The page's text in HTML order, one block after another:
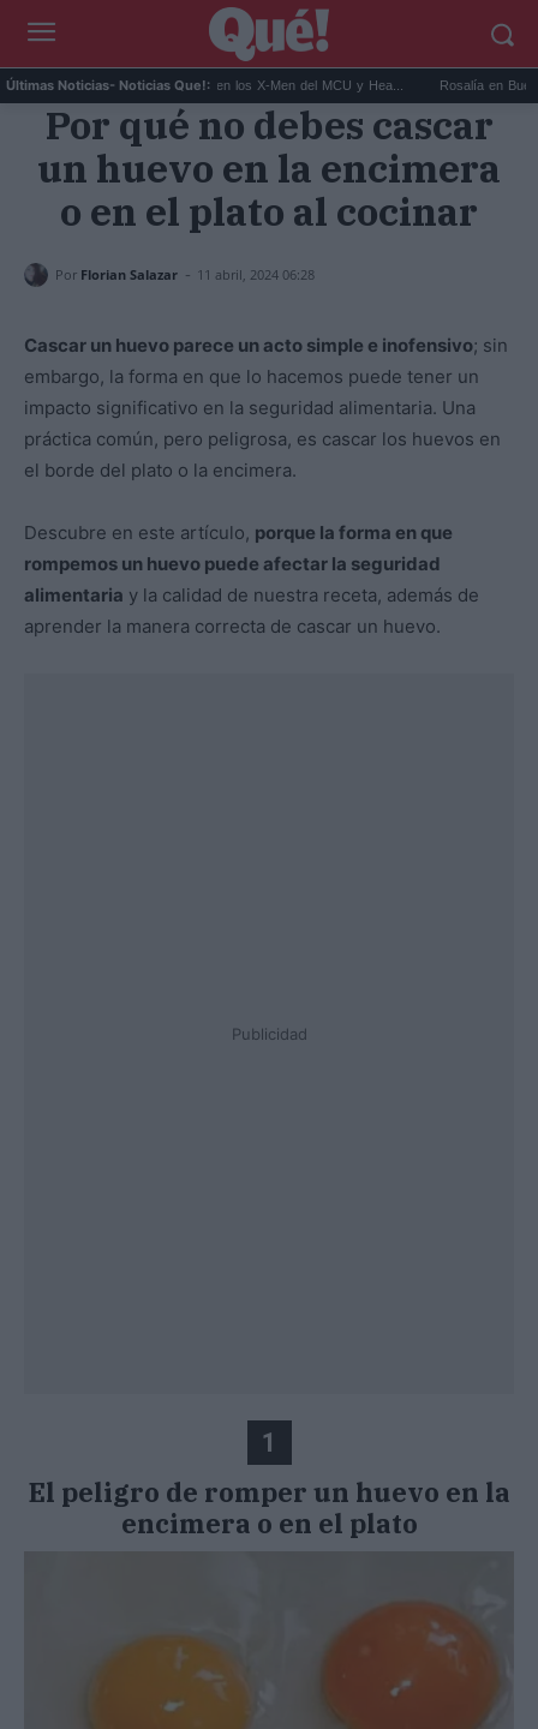
Últimas Noticias- Noticias Que!:
Kit Connor será Cíclope en los X-Men del MCU y Hea... Rosalía en Buenos
Por qué no debes cascar
un huevo en la encimera
o en el plato al cocinar
Por Florian Salazar - 11 abril, 2024 06:28
Cascar un huevo parece un acto simple e inofensivo; sin
embargo, la forma en que lo hacemos puede tener un
impacto significativo en la seguridad alimentaria. Una
práctica común, pero peligrosa, es cascar los huevos en
el borde del plato o la encimera.
Descubre en este artículo, porque la forma en que
rompemos un huevo puede afectar la seguridad
alimentaria y la calidad de nuestra receta, además de
aprender la manera correcta de cascar un huevo.
Publicidad
1
El peligro de romper un huevo en la
encimera o en el plato